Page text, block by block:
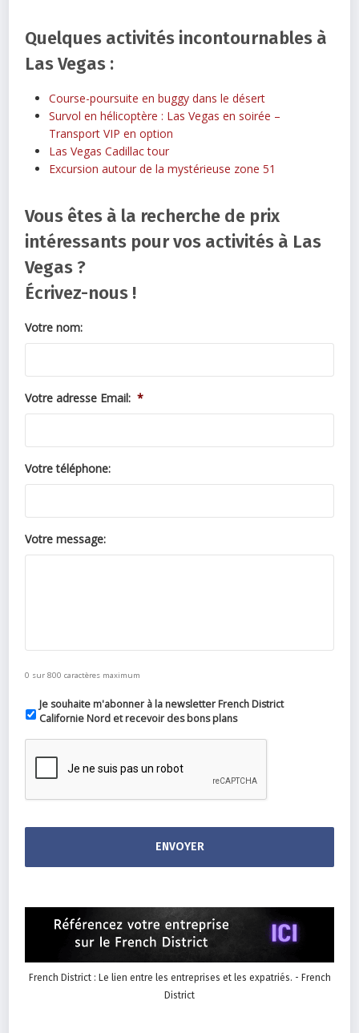
Quelques activités incontournables à
Las Vegas :
Course-poursuite en buggy dans le désert
Survol en hélicoptère : Las Vegas en soirée –
Transport VIP en option
Las Vegas Cadillac tour
Excursion autour de la mystérieuse zone 51
Vous êtes à la recherche de prix
intéressants pour vos activités à Las
Vegas ?
Écrivez-nous !
Votre nom:
Votre adresse Email: *
Votre téléphone:
Votre message:
0 sur 800 caractères maximum
Je souhaite m'abonner à la newsletter French District
Californie Nord et recevoir des bons plans
French District : Le lien entre les entreprises et les expatriés. - French
District